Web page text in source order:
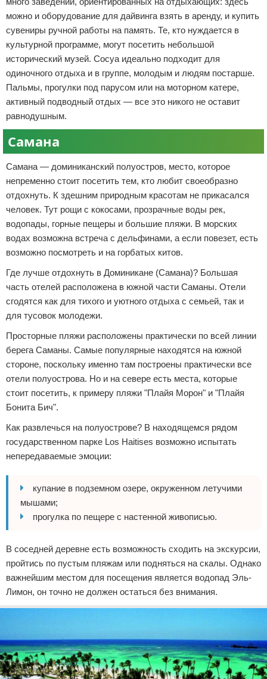
можно и оборудование для дайвинга взять в аренду, и купить
сувениры ручной работы на память. Те, кто нуждается в
культурной программе, могут посетить небольшой
исторический музей. Сосуа идеально подходит для
одиночного отдыха и в группе, молодым и людям постарше.
Пальмы, прогулки под парусом или на моторном катере,
активный подводный отдых — все это никого не оставит
равнодушным.
Самана
Самана — доминиканский полуостров, место, которое
непременно стоит посетить тем, кто любит своеобразно
отдохнуть. К здешним природным красотам не прикасался
человек. Тут рощи с кокосами, прозрачные воды рек,
водопады, горные пещеры и большие пляжи. В морских
водах возможна встреча с дельфинами, а если повезет, есть
возможно посмотреть и на горбатых китов.
Где лучше отдохнуть в Доминикане (Самана)? Большая
часть отелей расположена в южной части Саманы. Отели
сгодятся как для тихого и уютного отдыха с семьей, так и
для тусовок молодежи.
Просторные пляжи расположены практически по всей линии
берега Саманы. Самые популярные находятся на южной
стороне, поскольку именно там построены практически все
отели полуострова. Но и на севере есть места, которые
стоит посетить, к примеру пляжи "Плайя Морон" и "Плайя
Бонита Бич".
Как развлечься на полуострове? В находящемся рядом
государственном парке Los Haitises возможно испытать
непередаваемые эмоции:
купание в подземном озере, окруженном летучими
мышами;
прогулка по пещере с настенной живописью.
В соседней деревне есть возможность сходить на экскурсии,
пройтись по пустым пляжам или подняться на скалы. Однако
важнейшим местом для посещения является водопад Эль-
Лимон, он точно не должен остаться без внимания.